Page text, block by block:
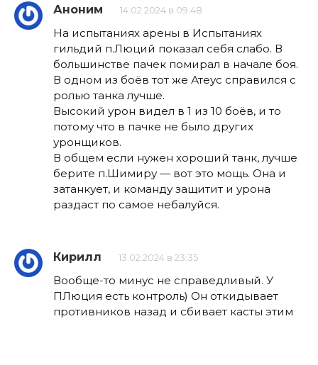
Аноним 14.02.2024 в 09:48
На испытаниях арены в Испытаниях
гильдий п.Люций показал себя слабо. В
большинстве пачек помирал в начале боя.
В одном из боёв тот же Атеус справился с
ролью танка лучше.
Высокий урон видел в 1 из 10 боёв, и то
потому что в пачке не было других
уронщиков.
В общем если нужен хороший танк, лучше
берите п.Шимиру — вот это мощь. Она и
затанкует, и команду защитит и урона
раздаст по самое небалуйся.
Кирилл 13.02.2024 в 23:35
Вообще-то минус не справедливый. У
ПЛюция есть контроль) Он откидывает
противников назад и сбивает касты этим